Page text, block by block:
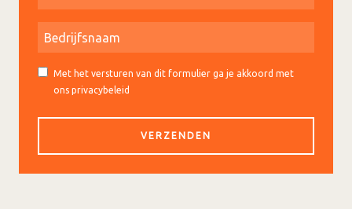
Met het versturen van dit formulier ga je akkoord met
ons privacybeleid